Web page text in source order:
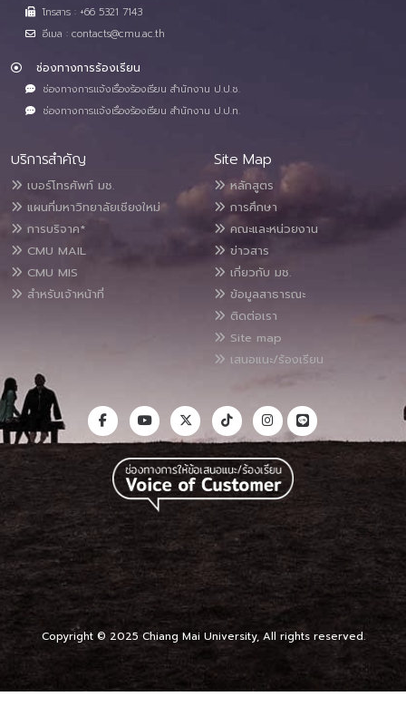
โทรสาร : +66 5321 7143
อีเมล : contacts@cmu.ac.th
ช่องทางการร้องเรียน
ช่องทางการแจ้งเรื่องร้องเรียน สำนักงาน ป.ป.ช.
ช่องทางการแจ้งเรื่องร้องเรียน สำนักงาน ป.ป.ท.
บริการสำคัญ
เบอร์โทรศัพท์ มช.
แผนที่มหาวิทยาลัยเชียงใหม่
การบริจาค*
CMU MAIL
CMU MIS
สำหรับเจ้าหน้าที่
Site Map
หลักสูตร
การศึกษา
คณะและหน่วยงาน
ข่าวสาร
เกี่ยวกับ มช.
ข้อมูลสาธารณะ
ติดต่อเรา
Site map
เสนอแนะ/ร้องเรียน
Copyright © 2025 Chiang Mai University, All rights reserved.